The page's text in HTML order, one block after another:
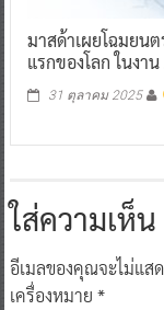
มาสด้าเผยโฉมยน
แรกของโลก ในงา
31 ตุลาคม 2025
ใส่ความเห็น
อีเมลของคุณจะไม่แส
เครื่องหมาย *